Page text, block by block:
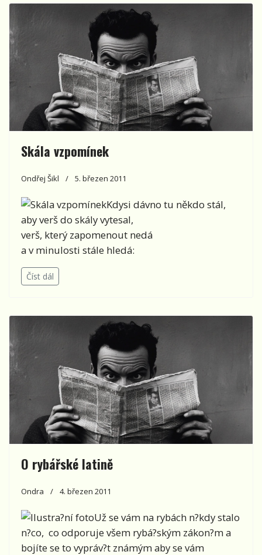
Skála vzpomínek
Ondřej Šikl 5. březen 2011
Kdysi dávno tu někdo stál,
aby verš do skály vytesal,
verš, který zapomenout nedá
a v minulosti stále hledá:
Číst dál
O rybářské latině
Ondra 4. březen 2011
Už se vám na rybách n?kdy stalo
n?co, co odporuje všem rybá?ským zákon?m a
bojíte se to vypráv?t známým aby se vám